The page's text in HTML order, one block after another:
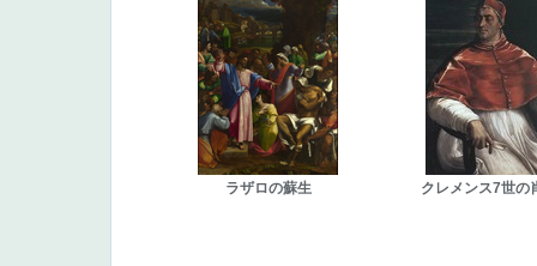
ラザロの蘇生 クレメンス7世の